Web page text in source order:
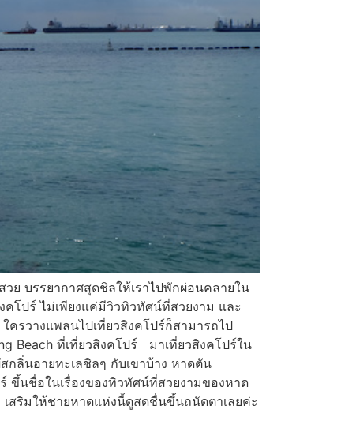
ย บรรยากาศสุดชิลให้เราไปพักผ่อนคลายใน
โปร์ ไม่เพียงแค่มีวิวทิวทัศน์ที่สวยงาม และ
รวางแพลนไปเที่ยวสิงคโปร์ก็สามารถไป
Beach ที่เที่ยวสิงคโปร์ มาเที่ยวสิงคโปร์ใน
กลิ่นอายทะเลชิลๆ กับเขาบ้าง หาดตัน
ขึ้นชื่อในเรื่องของทิวทัศน์ที่สวยงามของหาด
สริมให้ชายหาดแห่งนี้ดูสดชื่นขึ้นถนัดตาเลยค่ะ